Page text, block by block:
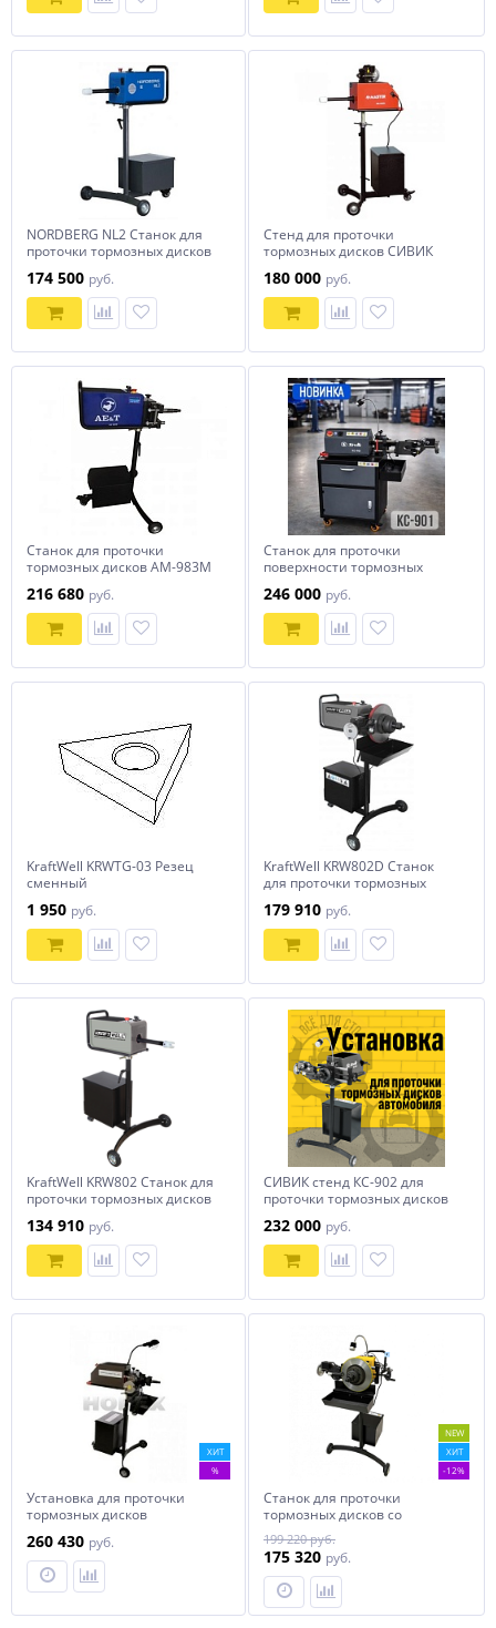
NORDBERG NL2 Станок для
проточки тормозных дисков
174 500 руб.
Стенд для проточки
тормозных дисков СИВИК
автомобиля
180 000 руб.
Станок для проточки
тормозных дисков AM-983M
216 680 руб.
Станок для проточки
поверхности тормозных
снятием КС-901
246 000 руб.
KraftWell KRWTG-03 Резец
сменный
1 950 руб.
KraftWell KRW802D Станок
для проточки тормозных
автомобилей со снятием и
без
179 910 руб.
KraftWell KRW802 Станок для
проточки тормозных дисков
снятия
134 910 руб.
СИВИК стенд КС-902 для
проточки тормозных дисков
232 000 руб.
ХИТ
%
Установка для проточки
тормозных дисков
18.302
260 430 руб.
NEW
ХИТ
-12%
Станок для проточки
тормозных дисков со
снятием и без Horex HZ
18.302P
199 220 руб.
175 320 руб.